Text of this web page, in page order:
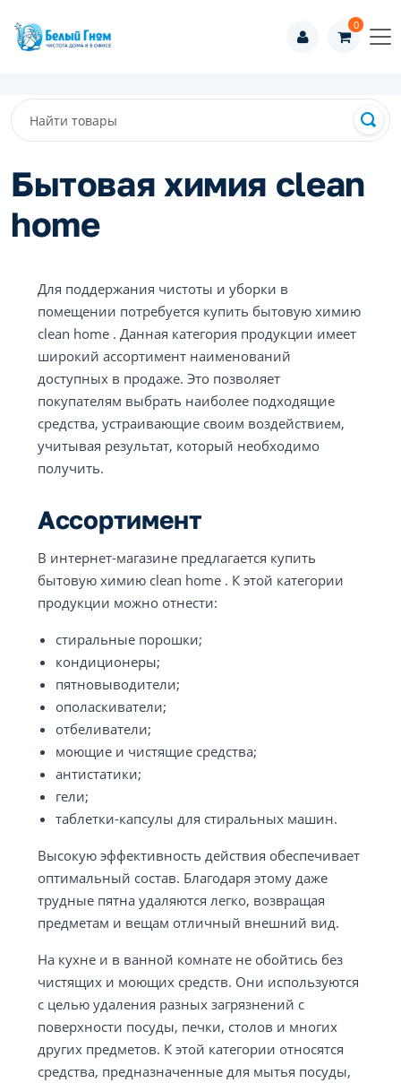
0
Бытовая химия clean
home
Для поддержания чистоты и уборки в
помещении потребуется купить бытовую химию
clean home . Данная категория продукции имеет
широкий ассортимент наименований
доступных в продаже. Это позволяет
покупателям выбрать наиболее подходящие
средства, устраивающие своим воздействием,
учитывая результат, который необходимо
получить.
Ассортимент
В интернет-магазине предлагается купить
бытовую химию clean home . К этой категории
продукции можно отнести:
стиральные порошки;
кондиционеры;
пятновыводители;
ополаскиватели;
отбеливатели;
моющие и чистящие средства;
антистатики;
гели;
таблетки-капсулы для стиральных машин.
Высокую эффективность действия обеспечивает
оптимальный состав. Благодаря этому даже
трудные пятна удаляются легко, возвращая
предметам и вещам отличный внешний вид.
На кухне и в ванной комнате не обойтись без
чистящих и моющих средств. Они используются
с целью удаления разных загрязнений с
поверхности посуды, печки, столов и многих
других предметов. К этой категории относятся
средства, предназначенные для мытья посуды,